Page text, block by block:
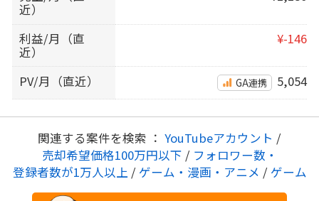
近）
利益/月（直
近）
¥-146
PV/月（直近） GA連携 5,054
関連する案件を検索 ： YouTubeアカウント /
売却希望価格100万円以下 / フォロワー数・
登録者数が1万人以上 / ゲーム・漫画・アニメ / ゲーム